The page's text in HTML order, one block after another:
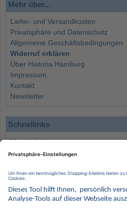
Mehr über...
Liefer- und Versandkosten
Privatsphäre und Datenschutz
Allgemeine Geschäftsbedingungen
Widerruf erklären
Über Historia Hamburg
Impressum
Kontakt
Newsletter
Schnellinks
Monatsliste
Angebote
Wissenswertes
Kontakt